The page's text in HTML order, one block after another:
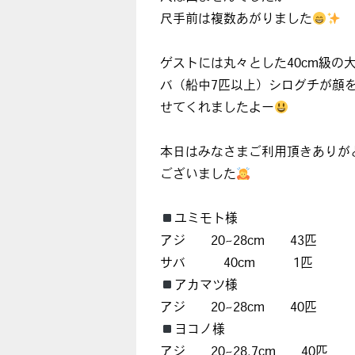
尺手前は複数あがりました
ゲストには丸々とした40cm級の
バ（船中7匹以上）シログチが顔
せてくれましたよー
本日はみなさまご利用頂きありが
ございました
ユミモト様
アジ 20~28cm 43匹
サバ 40cm 1匹
アカマツ様
アジ 20~28cm 40匹
ヨコノ様
アジ 20~28.7cm 40匹